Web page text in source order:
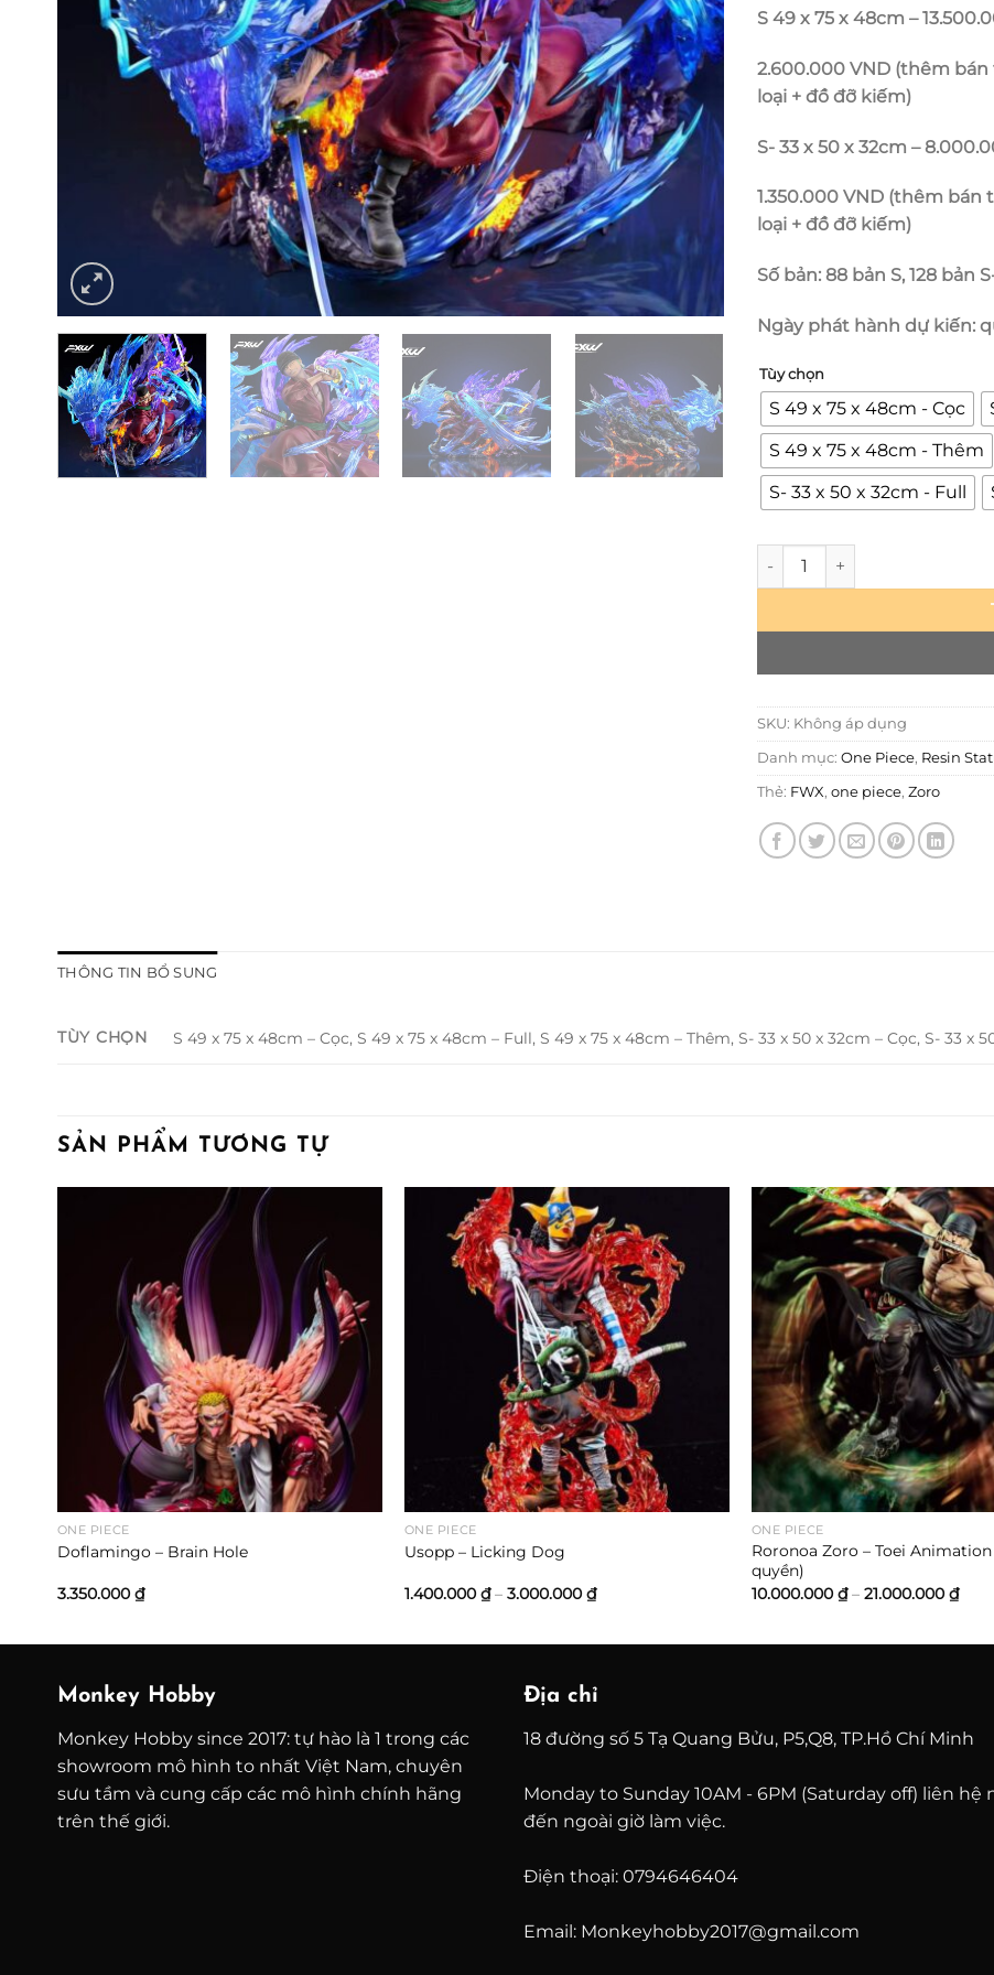
S 49 x 75 x 48cm –
2.600.000 VND (thêm
loại + đồ đỡ kiếm)
S- 33 x 50 x 32cm –
1.350.000 VND (thêm
loại + đồ đỡ kiếm)
Số bản: 88 bản S, 128 bản
Ngày phát hành dự kiến:
Tùy chọn
S 49 x 75 x 48cm - Cọc
S 49 x 75 x 48cm - Thêm
S- 33 x 50 x 32cm - Full
Roronoa Zoro - FWX số lượng
SKU: Không áp dụng
Danh mục: One Piece, Resin
Thẻ: FWX, one piece, Zoro
THÔNG TIN BỔ SUNG
TÙY CHỌN S 49 x 75 x 48cm – Cọc, S 49 x 75 x 48cm – Full, S 49 x 75 x 48cm – Thêm, S- 33 x 50 x 32cm – Cọc, S- 33 x
SẢN PHẨM TƯƠNG TỰ
ONE PIECE
Doflamingo – Brain Hole
3.350.000₫
ONE PIECE
Usopp – Licking Dog
1.400.000₫ – 3.000.000₫Khoảng
giá:
ONE PIECE
Roronoa Zoro – Toei
quyền)
10.000.000₫ – 21.000.000₫
giá:
Monkey Hobby
Monkey Hobby since 2017: tự hào là 1 trong các
showroom mô hình to nhất Việt Nam, chuyên
sưu tầm và cung cấp các mô hình chính hãng
trên thế giới.
Địa chỉ
18 đường số 5 Tạ Quang Bửu, P5,Q8, TP.Hồ Chí Minh
Monday to Sunday 10AM - 6PM (Saturday off) liên hệ
đến ngoài giờ làm việc.
Điện thoại: 0794646404
Email: Monkeyhobby2017@gmail.com